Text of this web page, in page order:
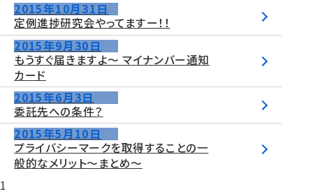
2015年10月31日
定例進捗研究会やってますー！！
2015年9月30日
もうすぐ届きますよ～ マイナンバー通知
カード
2015年6月3日
委託先への条件？
2015年5月10日
プライバシーマークを取得することの一
般的なメリット～まとめ～
投1